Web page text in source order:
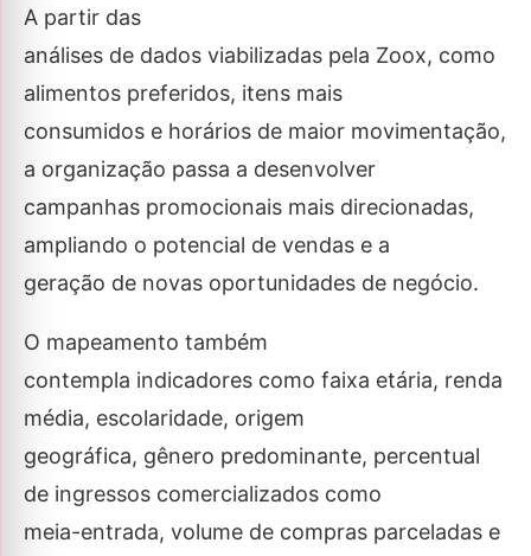
A partir das
análises de dados viabilizadas pela Zoox, como
alimentos preferidos, itens mais
consumidos e horários de maior movimentação,
a organização passa a desenvolver
campanhas promocionais mais direcionadas,
ampliando o potencial de vendas e a
geração de novas oportunidades de negócio.
O mapeamento também
contempla indicadores como faixa etária, renda
média, escolaridade, origem
geográfica, gênero predominante, percentual
de ingressos comercializados como
meia-entrada, volume de compras parceladas e